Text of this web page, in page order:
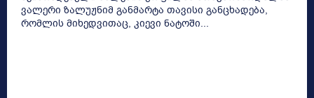
ვალერი ზალუჟნიმ განმარტა თავისი განცხადება,
რომლის მიხედვითაც, კიევი ნატოში...